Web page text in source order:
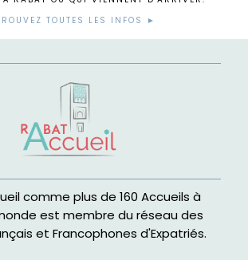
TOUTES LES INFOS ►
comme plus de 160 Accueils à
est membre du réseau des
et Francophones d'Expatriés.